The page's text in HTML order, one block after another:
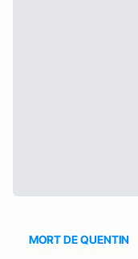
MORT DE QUENTIN